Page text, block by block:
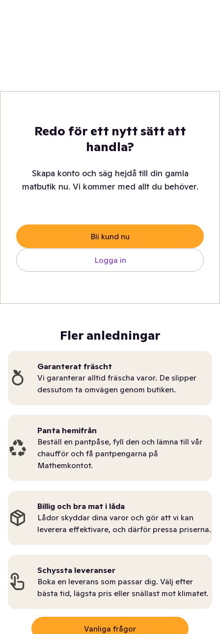
Redo för ett nytt sätt att
handla?
Skapa konto och säg hejdå till din gamla
matbutik nu. Vi kommer med allt du behöver.
Bli kund nu
Logga in
Fler anledningar
Garanterat fräscht
Vi garanterar alltid fräscha varor. De slipper
dessutom ta omvägen genom butiken.
Panta hemifrån
Beställ en pantpåse, fyll den och lämna till vår
chaufför och få pantpengarna på
Mathemkontot.
Billig och bra mat i låda
Lådor skyddar dina varor och gör att vi kan
leverera effektivare, och därför pressa priserna.
Schyssta leveranser
Boka en leverans som passar dig. Välj efter
bästa tid, lägsta pris eller snällast mot klimatet.
Vanliga frågor